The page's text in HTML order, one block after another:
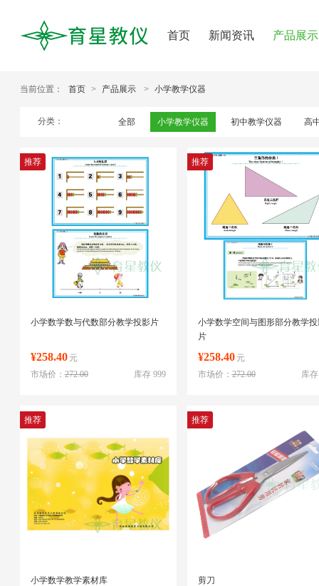
首页 新闻资讯 产品展示
当前位置： 首页 > 产品展示 > 小学教学仪器
分类： 全部 小学教学仪器 初中教学仪器 高
推荐
小学数学数与代数部分教学投影片
¥258.40 元
库存 999
市场价：272.00
推荐
小学数学空间与图形部分教学投
片
¥258.40 元
库
市场价：272.00
推荐
小学数学教学素材库
推荐
剪刀